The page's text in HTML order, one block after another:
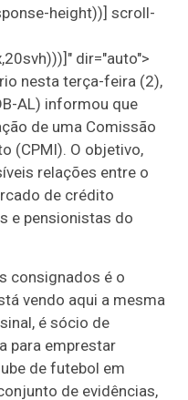
height))] scroll-
dir="auto">
nesta terça-feira (2),
AL) informou que
de uma Comissão
(CPMI). O objetivo,
relações entre o
de crédito
e pensionistas do
consignados é o
vendo aqui a mesma
é sócio de
para emprestar
de futebol em
de evidências,